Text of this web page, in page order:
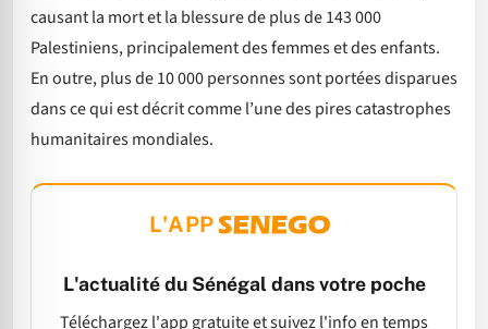
causant la mort et la blessure de plus de 143 000
Palestiniens, principalement des femmes et des enfants.
En outre, plus de 10 000 personnes sont portées disparues
dans ce qui est décrit comme l’une des pires catastrophes
humanitaires mondiales.
L'APP
L'actualité du Sénégal dans votre poche
Téléchargez l'app gratuite et suivez l'info en temps